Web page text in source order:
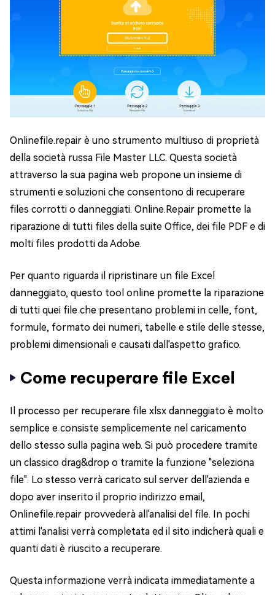
Onlinefile.repair è uno strumento multiuso di proprietà
della società russa File Master LLC. Questa società
attraverso la sua pagina web propone un insieme di
strumenti e soluzioni che consentono di recuperare
files corrotti o danneggiati. Online.Repair promette la
riparazione di tutti files della suite Office, dei file PDF e di
molti files prodotti da Adobe.
Per quanto riguarda il ripristinare un file Excel
danneggiato, questo tool online promette la riparazione
di tutti quei file che presentano problemi in celle, font,
formule, formato dei numeri, tabelle e stile delle stesse,
problemi dimensionali e causati dall'aspetto grafico.
Come recuperare file Excel
Il processo per recuperare file xlsx danneggiato è molto
semplice e consiste semplicemente nel caricamento
dello stesso sulla pagina web. Si può procedere tramite
un classico drag&drop o tramite la funzione "seleziona
file". Lo stesso verrà caricato sul server dell'azienda e
dopo aver inserito il proprio indirizzo email,
Onlinefile.repair provvederà all'analisi del file. In pochi
attimi l'analisi verrà completata ed il sito indicherà quali e
quanti dati è riuscito a recuperare.
Questa informazione verrà indicata immediatamente a